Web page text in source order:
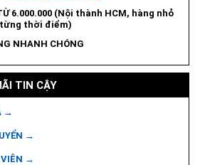
6.000.000 (Nội thành HCM, hàng nhỏ
thời điểm)
NHANH CHÓNG
TIN CẬY
→
→
→